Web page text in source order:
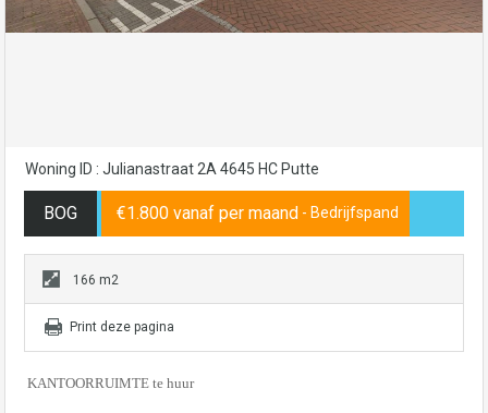
Woning ID : Julianastraat 2A 4645 HC Putte
BOG €1.800 vanaf per maand - Bedrijfspand
166 m2
Print deze pagina
KANTOORRUIMTE te huur